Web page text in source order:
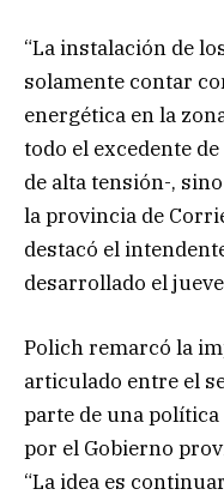
“La instalación de
solamente contar
energética en la
todo el excedente
de alta tensión-,
la provincia de
destacó el
desarrollado el
Polich remarcó la
articulado entre el
parte de una
por el Gobierno
“La idea es